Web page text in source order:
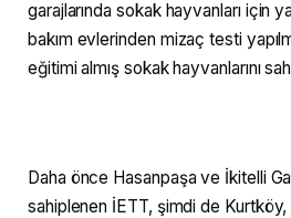
garajlarında sokak hayvanları için
bakım evlerinden mizaç testi
eğitimi almış sokak hayvanlarını
Daha önce Hasanpaşa ve İkitelli
sahiplenen İETT, şimdi de